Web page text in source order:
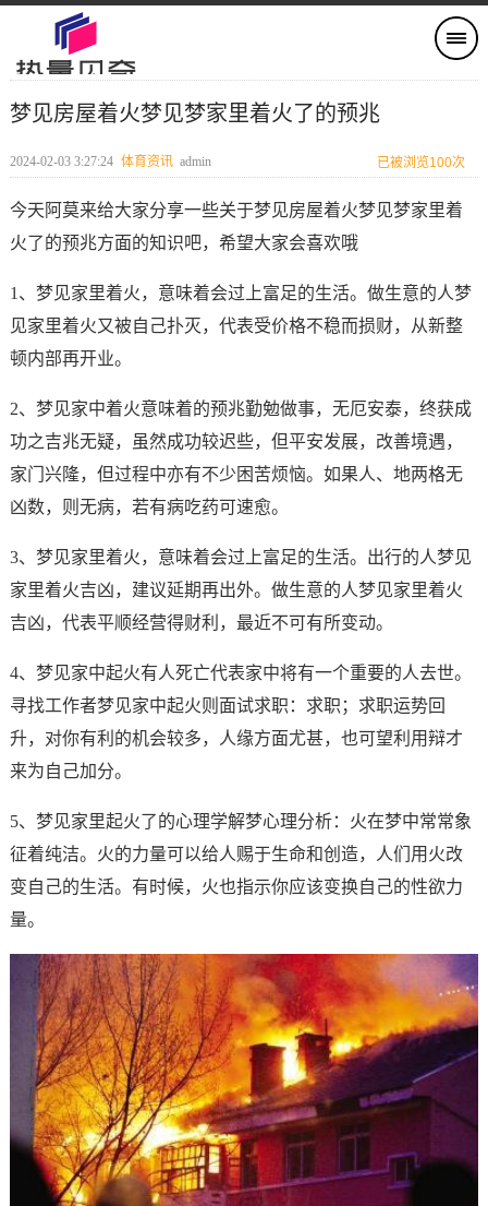
梦见房屋着火梦见梦家里着火了的预兆
2024-02-03 3:27:24 体育资讯 admin 已被浏览100次
今天阿莫来给大家分享一些关于梦见房屋着火梦见梦家里着
火了的预兆方面的知识吧，希望大家会喜欢哦
1、梦见家里着火，意味着会过上富足的生活。做生意的人梦
见家里着火又被自己扑灭，代表受价格不稳而损财，从新整
顿内部再开业。
2、梦见家中着火意味着的预兆勤勉做事，无厄安泰，终获成
功之吉兆无疑，虽然成功较迟些，但平安发展，改善境遇，
家门兴隆，但过程中亦有不少困苦烦恼。如果人、地两格无
凶数，则无病，若有病吃药可速愈。
3、梦见家里着火，意味着会过上富足的生活。出行的人梦见
家里着火吉凶，建议延期再出外。做生意的人梦见家里着火
吉凶，代表平顺经营得财利，最近不可有所变动。
4、梦见家中起火有人死亡代表家中将有一个重要的人去世。
寻找工作者梦见家中起火则面试求职：求职；求职运势回
升，对你有利的机会较多，人缘方面尤甚，也可望利用辩才
来为自己加分。
5、梦见家里起火了的心理学解梦心理分析：火在梦中常常象
征着纯洁。火的力量可以给人赐于生命和创造，人们用火改
变自己的生活。有时候，火也指示你应该变换自己的性欲力
量。